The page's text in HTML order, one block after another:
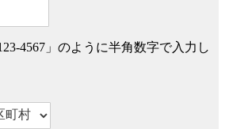
4567」のように半角数字で入力し